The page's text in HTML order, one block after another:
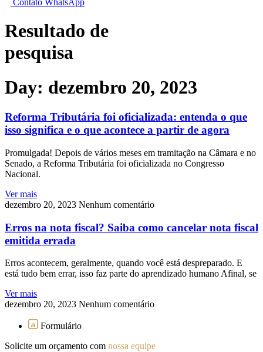
Contato WhatsApp
Resultado de
pesquisa
Day: dezembro 20, 2023
Reforma Tributária foi oficializada: entenda o que
isso significa e o que acontece a partir de agora
Promulgada! Depois de vários meses em tramitação na Câmara e no
Senado, a Reforma Tributária foi oficializada no Congresso
Nacional.
Ver mais
dezembro 20, 2023 Nenhum comentário
Erros na nota fiscal? Saiba como cancelar nota fiscal
emitida errada
Erros acontecem, geralmente, quando você está despreparado. E
está tudo bem errar, isso faz parte do aprendizado humano Afinal, se
Ver mais
dezembro 20, 2023 Nenhum comentário
Formulário
Solicite um orçamento com nossa equipe